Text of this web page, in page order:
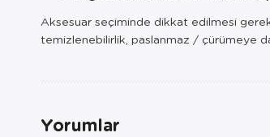
Aksesuar seçiminde dikkat edilmesi
temizlenebilirlik, paslanmaz / çürümeye
Yorumlar